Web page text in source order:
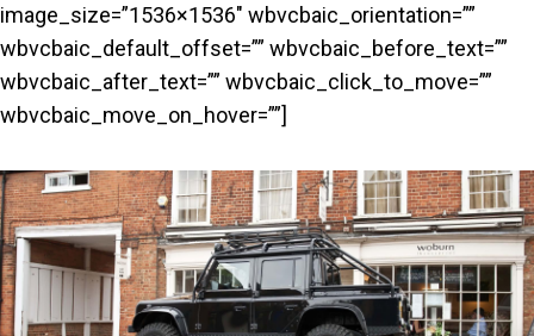
image_size=”1536×1536″ wbvcbaic_orientation=””
wbvcbaic_default_offset=”” wbvcbaic_before_text=””
wbvcbaic_after_text=”” wbvcbaic_click_to_move=””
wbvcbaic_move_on_hover=””]